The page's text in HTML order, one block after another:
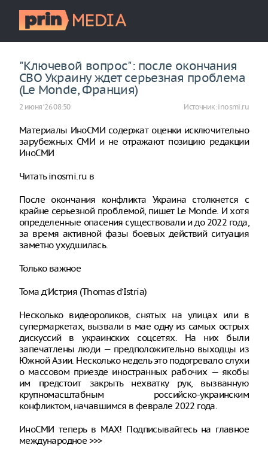
"Ключевой вопрос": после окончания
СВО Украину ждет серьезная проблема
(Le Monde, Франция)
2 июня ‘26 08:50 Источник:inosmi.ru
Материалы ИноСМИ содержат оценки исключительно
зарубежных СМИ и не отражают позицию редакции
ИноСМИ
Читать inosmi.ru в
После окончания конфликта Украина столкнется с
крайне серьезной проблемой, пишет Le Monde. И хотя
определенные опасения существовали и до 2022 года,
за время активной фазы боевых действий ситуация
заметно ухудшилась.
Только важное
Тома д’Истрия (Thomas d’Istria)
Несколько видеороликов, снятых на улицах или в
супермаркетах, вызвали в мае одну из самых острых
дискуссий в украинских соцсетях. На них были
запечатлены люди — предположительно выходцы из
Южной Азии. Несколько недель это подогревало слухи
о массовом приезде иностранных рабочих — якобы
им предстоит закрыть нехватку рук, вызванную
крупномасштабным российско-украинским
конфликтом, начавшимся в феврале 2022 года.
ИноСМИ теперь в MAX! Подписывайтесь на главное
международное >>>